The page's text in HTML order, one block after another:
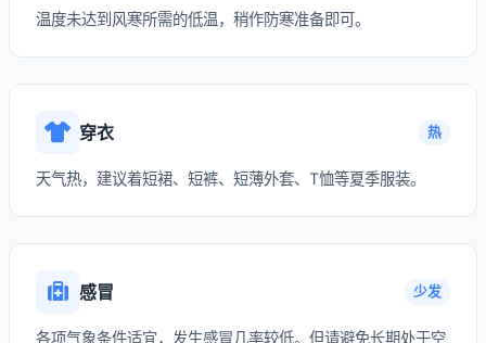
温度未达到风寒所需的低温，稍作防寒准备即可。
穿衣 热
天气热，建议着短裙、短裤、短薄外套、T恤等夏季服装。
感冒 少发
各项气象条件适宜，发生感冒几率较低。但请避免长期处于空